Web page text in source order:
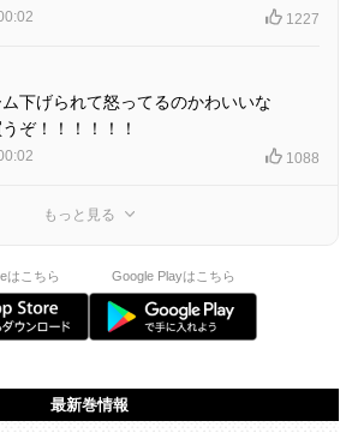
1227
ム下げられて怒ってるのかわいいな
ぞ！！！！！！
1088
もっと見る
はこちら Google Playはこちら
最新巻情報